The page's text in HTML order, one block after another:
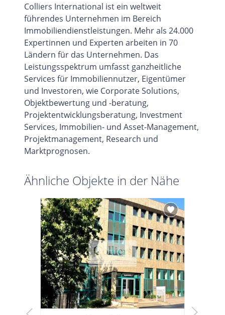
Colliers International ist ein weltweit
führendes Unternehmen im Bereich
Immobiliendienstleistungen. Mehr als 24.000
Expertinnen und Experten arbeiten in 70
Ländern für das Unternehmen. Das
Leistungsspektrum umfasst ganzheitliche
Services für Immobiliennutzer, Eigentümer
und Investoren, wie Corporate Solutions,
Objektbewertung und -beratung,
Projektentwicklungsberatung, Investment
Services, Immobilien- und Asset-Management,
Projektmanagement, Research und
Marktprognosen.
Ähnliche Objekte in der Nähe